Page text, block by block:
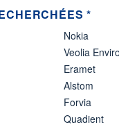
*
Nokia
Veolia
Eramet
Alstom
Forvia
Quadient